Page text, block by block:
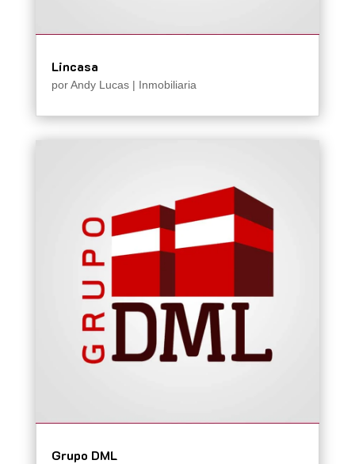
Lincasa
porAndy Lucas| Inmobiliaria
Grupo DML